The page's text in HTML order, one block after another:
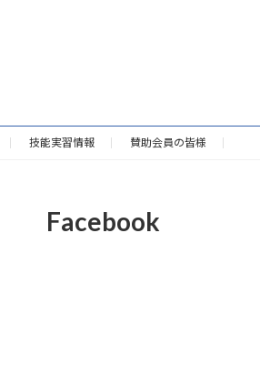
技能実習情報 賛助会員の皆様
Facebook